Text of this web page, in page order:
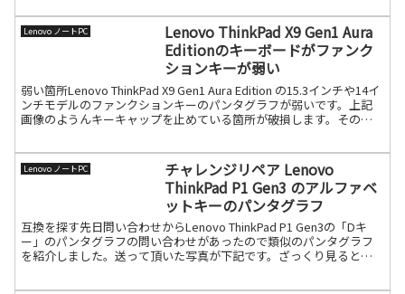
Lenovo ノートPC
Lenovo ThinkPad X9 Gen1 Aura
Editionのキーボードがファンク
ションキーが弱い
弱い箇所Lenovo ThinkPad X9 Gen1 Aura Edition の15.3インチや14イ
ンチモデルのファンクションキーのパンタグラフが弱いです。上記
画像のようんキーキャップを止めている箇所が破損します。その場
Lenovo ノートPC
チャレンジリペア Lenovo
ThinkPad P1 Gen3 のアルファベ
ットキーのパンタグラフ
互換を探す先日問い合わせからLenovo ThinkPad P1 Gen3の「Dキ
ー」のパンタグラフの問い合わせがあったので類似のパンタグラフ
を紹介しました。送って頂いた写真が下記です。ざっくり見ると同